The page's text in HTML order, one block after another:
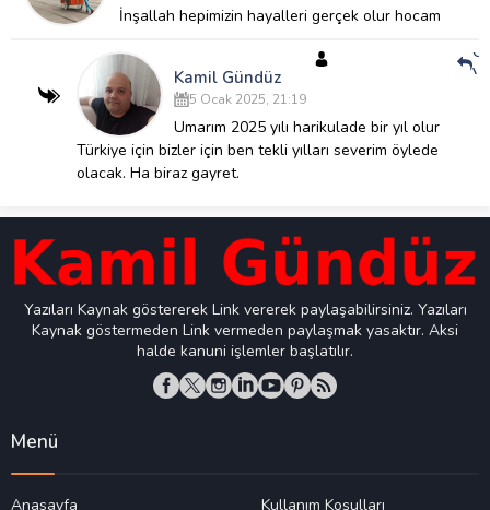
İnşallah hepimizin hayalleri gerçek olur hocam
Kamil Gündüz
5 Ocak 2025, 21:19
Umarım 2025 yılı harikulade bir yıl olur
Türkiye için bizler için ben tekli yılları severim öylede
olacak. Ha biraz gayret.
Yazıları Kaynak göstererek Link vererek paylaşabilirsiniz. Yazıları
Kaynak göstermeden Link vermeden paylaşmak yasaktır. Aksi
halde kanuni işlemler başlatılır.
Menü
Anasayfa Kullanım Koşulları